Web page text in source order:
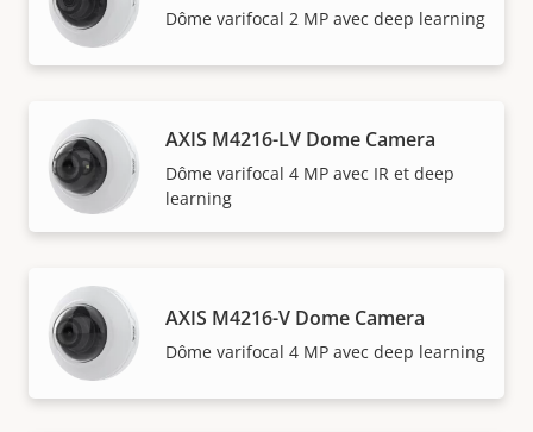
Dôme varifocal 2 MP avec deep learning
AXIS M4216-LV Dome Camera
Dôme varifocal 4 MP avec IR et deep
learning
AXIS M4216-V Dome Camera
Dôme varifocal 4 MP avec deep learning